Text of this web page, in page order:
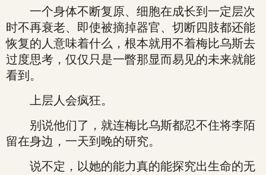
一个身体不断复原、细胞在成长到一定层次
时不再衰老、即使被摘掉器官、切断四肢都还能
恢复的人意味着什么，根本就用不着梅比乌斯去
过度思考，仅仅只是一瞥那显而易见的未来就能
看到。
上层人会疯狂。
别说他们了，就连梅比乌斯都忍不住将李陌
留在身边，一天到晚的研究。
说不定，以她的能力真的能探究出生命的无